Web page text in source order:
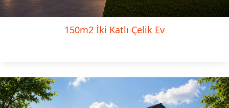
150m2 İki Katlı Çelik Ev